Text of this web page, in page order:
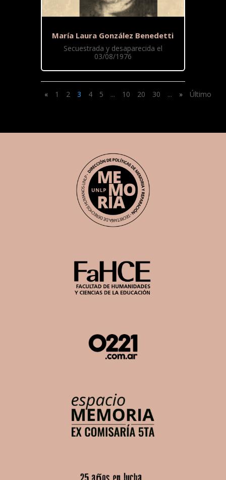
María Laura González Benedetti
Secuestrada y desaparecida el
03/08/1976
« 1 2 3 4 5 ... 10 20 30 ... » Último